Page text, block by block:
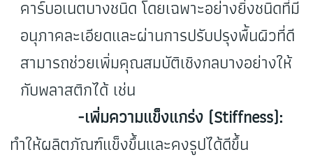
คาร์บอเนตบางชนิด โดยเฉพาะอย่างยิ่งชนิดที่มี
อนุภาคละเอียดและผ่านการปรับปรุงพื้นผิวที่ดี
สามารถช่วยเพิ่มคุณสมบัติเชิงกลบางอย่างให้
กับพลาสติกได้ เช่น
-เพิ่มความแข็งแกร่ง (Stiffness):
ทำให้ผลิตภัณฑ์แข็งขึ้นและคงรูปได้ดีขึ้น